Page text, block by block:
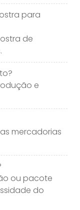
para
de
e
mercadorias
ou pacote
do